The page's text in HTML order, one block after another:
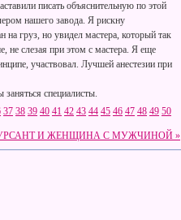
писать объяснительную по этой
нашего завода. Я рискну
на груз, но увидел мастера, который так
не слезая при этом с мастера. Я еще
участвовал. Лучшей анестезии при
специалисты.
37 38 39 40 41 42 43 44 45 46 47 48 49 50
И ЖЕНЩИНА С МУЖЧИНОЙ »